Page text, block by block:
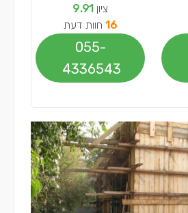
ציון 9.91
16 חוות דעת
055-
4336543